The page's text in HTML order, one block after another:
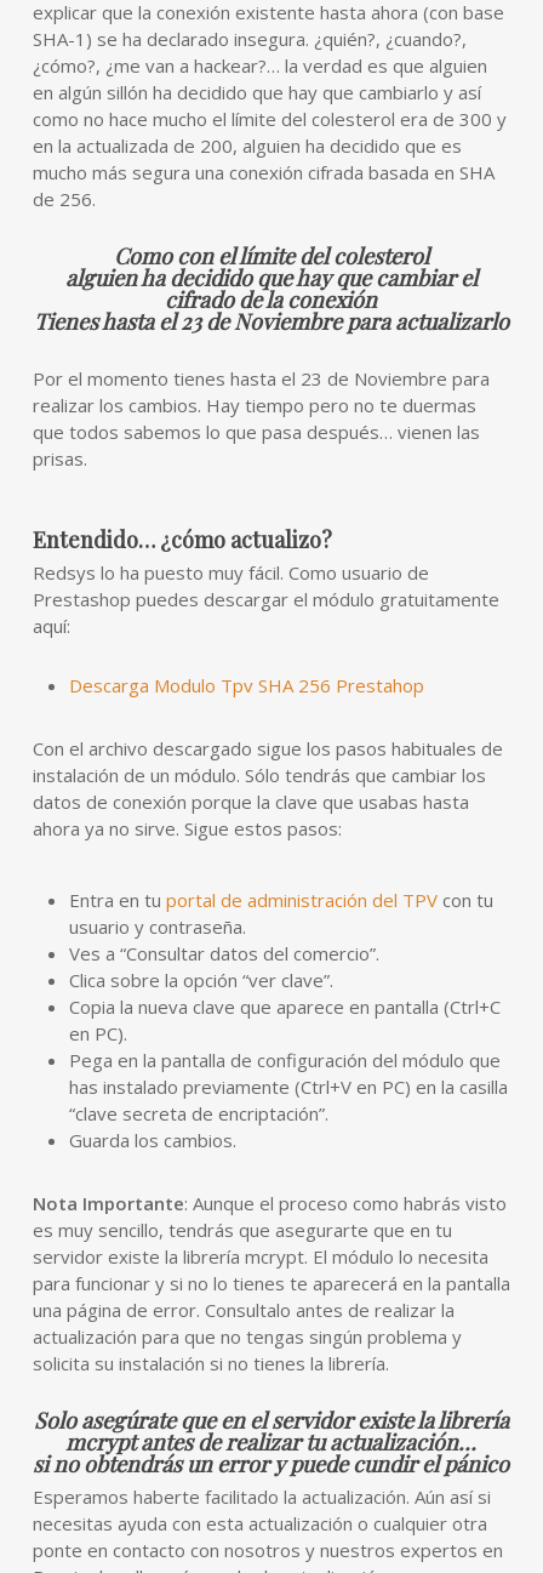
explicar que la conexión existente hasta ahora (con base
SHA-1) se ha declarado insegura. ¿quién?, ¿cuando?,
¿cómo?, ¿me van a hackear?… la verdad es que alguien
en algún sillón ha decidido que hay que cambiarlo y así
como no hace mucho el límite del colesterol era de 300 y
en la actualizada de 200, alguien ha decidido que es
mucho más segura una conexión cifrada basada en SHA
de 256.
Como con el límite del colesterol
alguien ha decidido que hay que cambiar el
cifrado de la conexión
Tienes hasta el 23 de Noviembre para actualizarlo
Por el momento tienes hasta el 23 de Noviembre para
realizar los cambios. Hay tiempo pero no te duermas
que todos sabemos lo que pasa después… vienen las
prisas.
Entendido… ¿cómo actualizo?
Redsys lo ha puesto muy fácil. Como usuario de
Prestashop puedes descargar el módulo gratuitamente
aquí:
Descarga Modulo Tpv SHA 256 Prestahop
Con el archivo descargado sigue los pasos habituales de
instalación de un módulo. Sólo tendrás que cambiar los
datos de conexión porque la clave que usabas hasta
ahora ya no sirve. Sigue estos pasos:
Entra en tu portal de administración del TPVcon tu
usuario y contraseña.
Ves a “Consultar datos del comercio”.
Clica sobre la opción “ver clave”.
Copia la nueva clave que aparece en pantalla (Ctrl+C
en PC).
Pega en la pantalla de configuración del módulo que
has instalado previamente (Ctrl+V en PC) en la casilla
“clave secreta de encriptación”.
Guarda los cambios.
Nota Importante: Aunque el proceso como habrás visto
es muy sencillo, tendrás que asegurarte que en tu
servidor existe la librería mcrypt. El módulo lo necesita
para funcionar y si no lo tienes te aparecerá en la pantalla
una página de error. Consultalo antes de realizar la
actualización para que no tengas singún problema y
solicita su instalación si no tienes la librería.
Solo asegúrate que en el servidor existe la librería
mcrypt antes de realizar tu actualización…
si no obtendrás un error y puede cundir el pánico
Esperamos haberte facilitado la actualización. Aún así si
necesitas ayuda con esta actualización o cualquier otra
ponte en contacto con nosotros y nuestros expertos en